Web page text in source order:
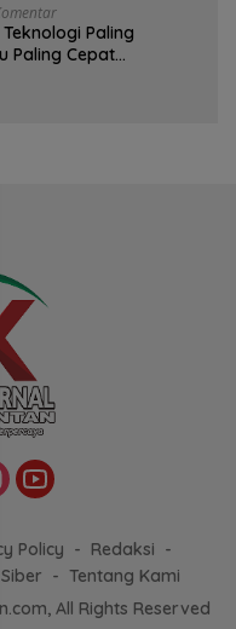
Paling
Paling Cepat
Policy
Redaksi
Tentang Kami
All Rights Reserved